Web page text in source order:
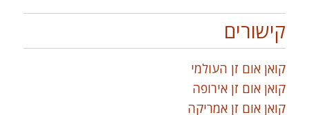
קישורים
קואן אום זן העולמי
קואן אום זן אירופה
קואן אום זן אמריקה